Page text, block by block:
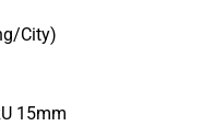
City)
15mm